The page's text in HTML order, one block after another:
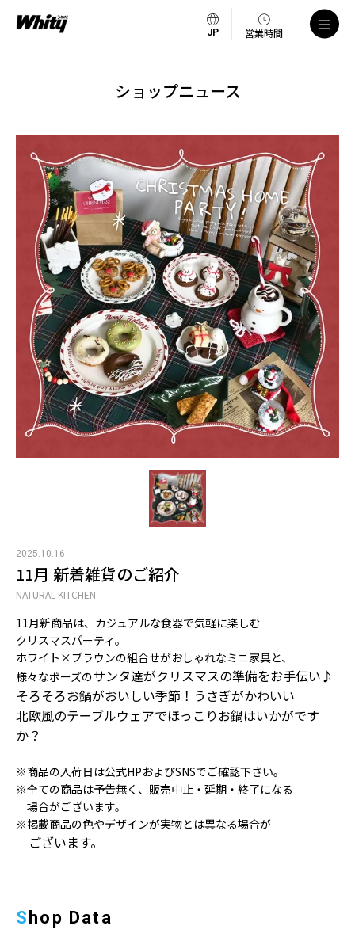
営業時間
ショップニュース
2025.10.16
11月 新着雑貨のご紹介
NATURAL KITCHEN
11月新商品は、カジュアルな食器で気軽に楽しむ
クリスマスパーティ。
ホワイト×ブラウンの組合せがおしゃれなミニ家具と、
様々なポーズのサンタ達がクリスマスの準備をお手伝い♪
そろそろお鍋がおいしい季節！ うさぎがかわいい
北欧風のテーブルウェアでほっこりお鍋はいかがです
か？
※商品の入荷日は公式HPおよびSNSでご確認下さい。
※全ての商品は予告無く、販売中止・延期・終了になる
場合がございます。
※掲載商品の色やデザインが実物とは異なる場合が
ございます。
Shop Data